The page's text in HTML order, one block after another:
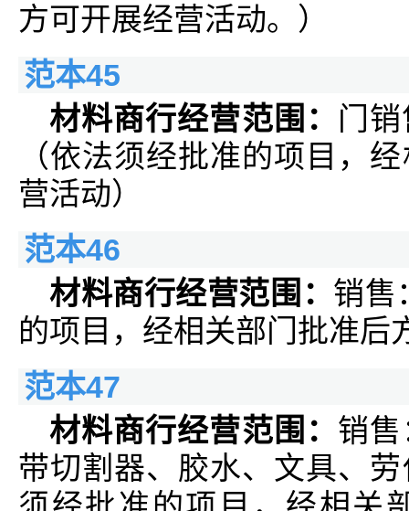
方可开展经营活动。）
范本45
材料商行经营范围： 门
（依法须经批准的项目，
营活动）
范本46
材料商行经营范围： 销售
的项目，经相关部门批准后
范本47
材料商行经营范围： 销
带切割器、胶水、文具、